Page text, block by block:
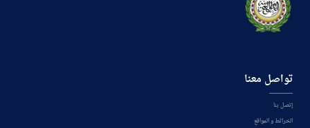
تواصل معنا
إتصل بنا
الخرائط و المواقع